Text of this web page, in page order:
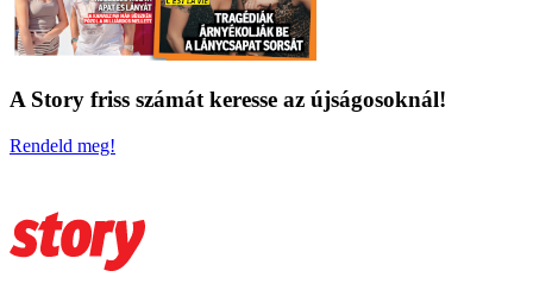
A Story friss számát keresse az újságosoknál!
Rendeld meg!